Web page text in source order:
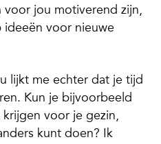
jou motiverend zijn,
ideeën voor nieuwe
lijkt me echter dat je tijd
Kun je bijvoorbeeld
voor je gezin,
kunt doen? Ik